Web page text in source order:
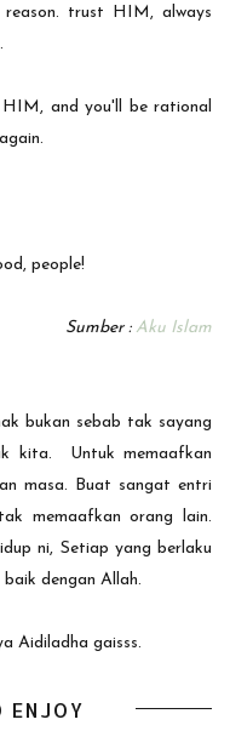
trust HIM, always
and you'll be rational
people!
Sumber : Aku Islam
bukan sebab tak sayang
kita. Untuk memaafkan
masa. Buat sangat entri
memaafkan orang lain.
ni, Setiap yang berlaku
dengan Allah.
Aidiladha gaisss.
ENJOY